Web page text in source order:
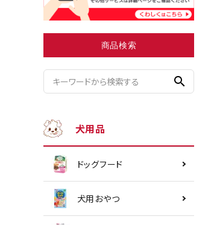
小型犬にオススメ
商品検索
search
犬用品
ドッグフード
犬用おやつ